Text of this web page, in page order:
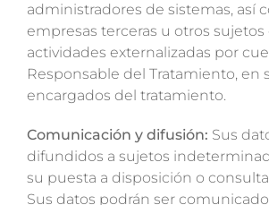
administradores de sistemas, así
empresas terceras u otros
actividades externalizadas por
Responsable del Tratamiento, en
encargados del tratamiento.
Comunicación y difusión: Sus
difundidos a sujetos
su puesta a disposición o
Sus datos podrán ser